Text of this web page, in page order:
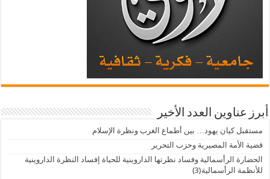
أبرز عناوين العدد الأخير
مستقبل كيان يهود… بين أطماع الغرب ونظرة الإسلام
قضية الأمة المصيرية وحزب التحرير
الحضارة الرأسمالية وفساد نظرتها الداروينية للحياة إفساد النظرة الداروينية
للأنظمة الرأسمالية(3)